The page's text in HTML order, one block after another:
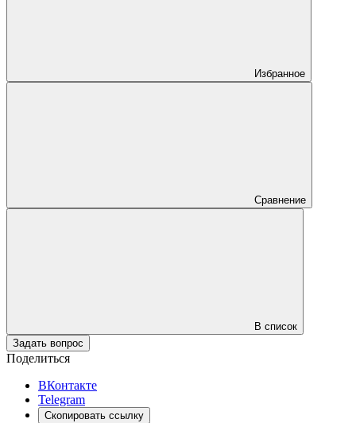
Избранное
Сравнение
В список
Задать вопрос
Поделиться
ВКонтакте
Telegram
Скопировать ссылку